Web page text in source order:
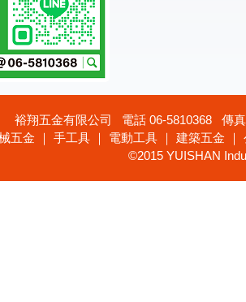
裕翔五金有限公司 電話 06-5810368 傳
五金 ｜ 手工具 ｜ 電動工具 ｜ 建築五金
©2015 YUISHAN